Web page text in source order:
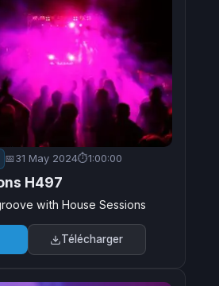
31 May 2024 1:00:00
H497
with House Sessions
Télécharger